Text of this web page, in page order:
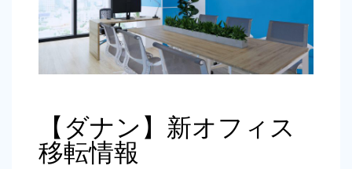
【ダナン】新オフィス
移転情報